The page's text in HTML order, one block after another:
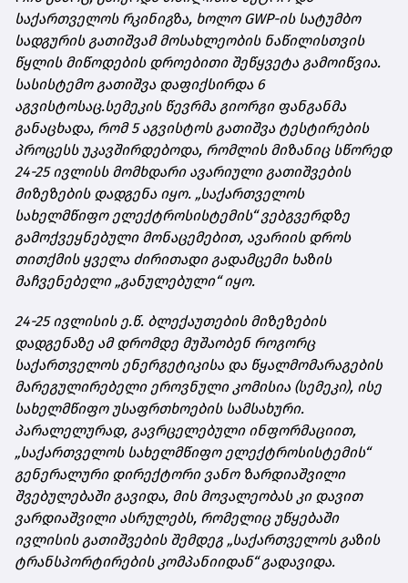
საქართველოს რკინიგზა, ხოლო GWP-ის სატუმბო
სადგურის გათიშვამ მოსახლეობის ნაწილისთვის
წყლის მიწოდების დროებითი შეწყვეტა გამოიწვია.
სასისტემო გათიშვა დაფიქსირდა 6
აგვისტოსაც.სემეკის წევრმა გიორგი ფანგანმა
განაცხადა, რომ 5 აგვისტოს გათიშვა ტესტირების
პროცესს უკავშირდებოდა, რომლის მიზანიც სწორედ
24-25 ივლისს მომხდარი ავარიული გათიშვების
მიზეზების დადგენა იყო. „საქართველოს
სახელმწიფო ელექტროსისტემის“ ვებგვერდზე
გამოქვეყნებული მონაცემებით, ავარიის დროს
თითქმის ყველა ძირითადი გადამცემი ხაზის
მაჩვენებელი „განულებული“ იყო.
24-25 ივლისის ე.წ. ბლექაუთების მიზეზების
დადგენაზე ამ დრომდე მუშაობენ როგორც
საქართველოს ენერგეტიკისა და წყალმომარაგების
მარეგულირებელი ეროვნული კომისია (სემეკი), ისე
სახელმწიფო უსაფრთხოების სამსახური.
პარალელურად, გავრცელებული ინფორმაციით,
„საქართველოს სახელმწიფო ელექტროსისტემის“
გენერალური დირექტორი ვანო ზარდიაშვილი
შვებულებაში გავიდა, მის მოვალეობას კი დავით
ვარდიაშვილი ასრულებს, რომელიც უწყებაში
ივლისის გათიშვების შემდეგ „საქართველოს გაზის
ტრანსპორტირების კომპანიიდან“ გადავიდა.